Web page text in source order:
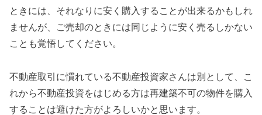
ときには、それなりに安く購入することが出来るかもしれ
ませんが、ご売却のときには同じように安く売るしかない
ことも覚悟してください。
不動産取引に慣れている不動産投資家さんは別として、こ
れから不動産投資をはじめる方は再建築不可の物件を購入
することは避けた方がよろしいかと思います。